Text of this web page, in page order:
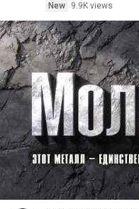
New
9.9K views